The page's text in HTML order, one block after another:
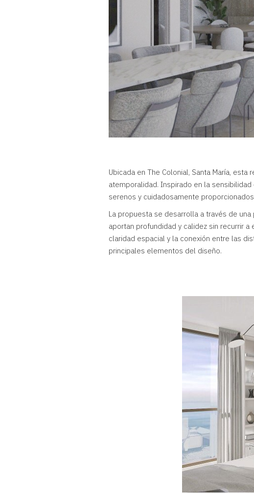
Ubicada en The Colonial, Santa María, esta
atemporalidad. Inspirado en la
serenos y cuidadosamente
La propuesta se desarrolla a través de
aportan profundidad y calidez sin recurrir
claridad espacial y la conexión entre las
principales elementos del diseño.